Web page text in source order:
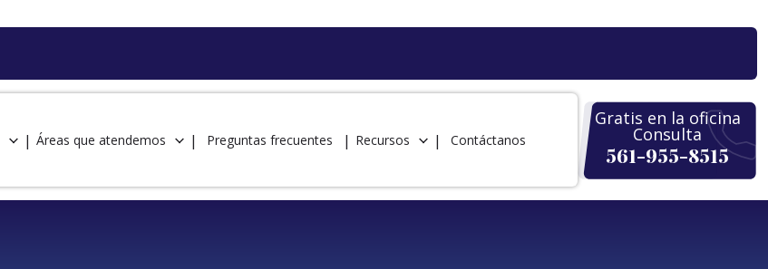
Áreas que atendemos Preguntas frecuentes Recursos Contáctanos
Gratis en la oficina
Consulta
561-955-8515